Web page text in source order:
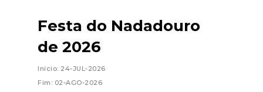
Festa do Nadadouro
de 2026
Início: 24-JUL-2026
Fim: 02-AGO-2026